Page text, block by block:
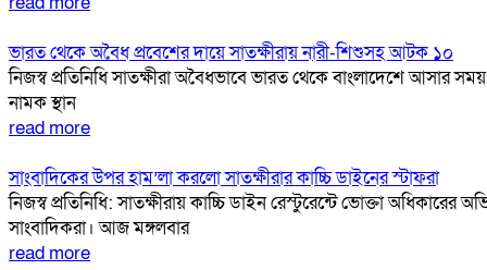
ভারত থেকে অবৈধ প্রবেশের দায়ে সাতক্ষীরায় নারী-শিশুসহ আটক ১০
নিজস্ব প্রতিনিধি সাতক্ষীরা অবৈধভাবে ভারত থেকে বাংলাদেশে আসার
নামক স্থান
read more
সাংবাদিকের উপর হাম’লা করলো সাতক্ষীরার কাচ্চি ডাইনের স্টাফরা
নিজস্ব প্রতিনিধি: সাতক্ষীরায় কাচ্চি ডাইন রেস্টুরেন্টে ভোক্তা
সাংবাদিকরা। আজ মঙ্গলবার
read more